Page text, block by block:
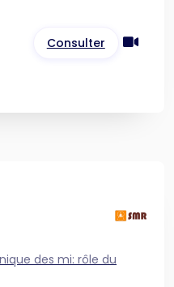
Consulter
des mi: rôle du